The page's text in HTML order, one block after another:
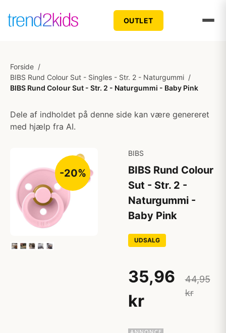
OUTLET
Forside /
BIBS Rund Colour Sut - Singles - Str. 2 - Naturgummi /
BIBS Rund Colour Sut - Str. 2 - Naturgummi - Baby Pink
Dele af indholdet på denne side kan være genereret
med hjælp fra AI.
-20%
BIBS
BIBS Rund Colour
Sut - Str. 2 -
Naturgummi -
Baby Pink
UDSALG
35,96
kr
44,95
kr